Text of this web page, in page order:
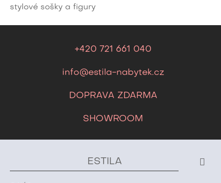
stylové sošky a figury
+420 721 661 040
info@estila-nabytek.cz
DOPRAVA ZDARMA
SHOWROOM
ESTILA